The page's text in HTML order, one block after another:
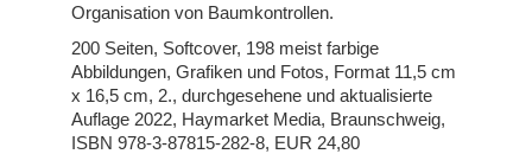
Organisation von Baumkontrollen.
200 Seiten, Softcover, 198 meist farbige
Abbildungen, Grafiken und Fotos, Format 11,5 cm
x 16,5 cm, 2., durchgesehene und aktualisierte
Auflage 2022, Haymarket Media, Braunschweig,
ISBN 978-3-87815-282-8, EUR 24,80